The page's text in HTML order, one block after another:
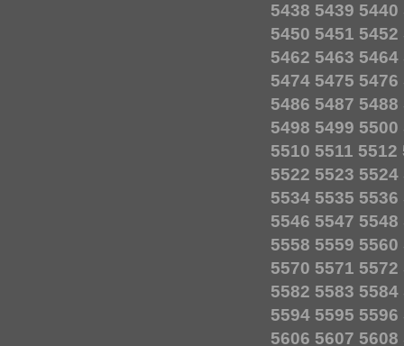
5438 5439 5440
5450 5451 5452
5462 5463 5464
5474 5475 5476
5486 5487 5488
5498 5499 5500
5510 5511 5512
5522 5523 5524
5534 5535 5536
5546 5547 5548
5558 5559 5560
5570 5571 5572
5582 5583 5584
5594 5595 5596
5606 5607 5608